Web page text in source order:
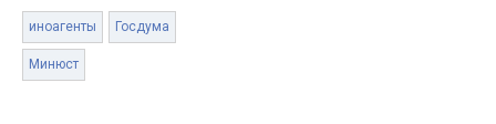
иноагенты Госдума
Минюст